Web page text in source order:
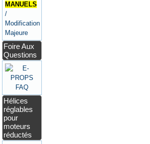
MANUELS
/
Modification
Majeure
Foire Aux
Questions
Hélices
réglables
pour
moteurs
réductés